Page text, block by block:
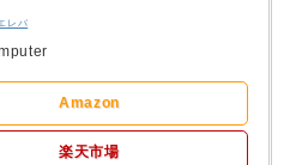
レバ
Amazon
楽天市場